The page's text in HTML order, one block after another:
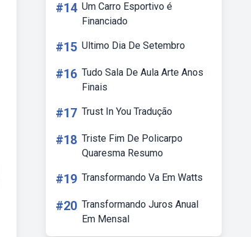
#14 Um Carro Esportivo é
Financiado
#15 Ultimo Dia De Setembro
#16 Tudo Sala De Aula Arte Anos
Finais
#17 Trust In You Tradução
#18 Triste Fim De Policarpo
Quaresma Resumo
#19 Transformando Va Em Watts
#20 Transformando Juros Anual
Em Mensal